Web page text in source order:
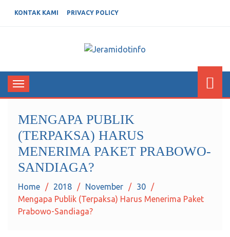
KONTAK KAMI PRIVACY POLICY
JERAMIDOTINFO
Toggle
navigation
MENGAPA PUBLIK
(TERPAKSA) HARUS
MENERIMA PAKET PRABOWO-
SANDIAGA?
Home 2018 November
30
Mengapa Publik (Terpaksa) Harus Menerima Paket
Prabowo-Sandiaga?